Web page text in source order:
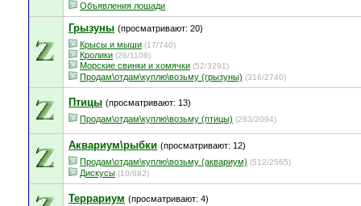
Объявления лошади
Грызуны (просматривают: 20)
Крысы и мыши (17/740)
Кролики (26/1106)
Морские свинки и хомячки (52/3291)
Продам\отдам\куплю\возьму (грызуны) (316/2740)
Птицы (просматривают: 13)
Продам\отдам\куплю\возьму (птицы) (263/2094)
Аквариум\рыбки (просматривают: 12)
Продам\отдам\куплю\возьму (аквариум) (512/2565)
Дискусы (10/682)
Террариум (просматривают: 4)